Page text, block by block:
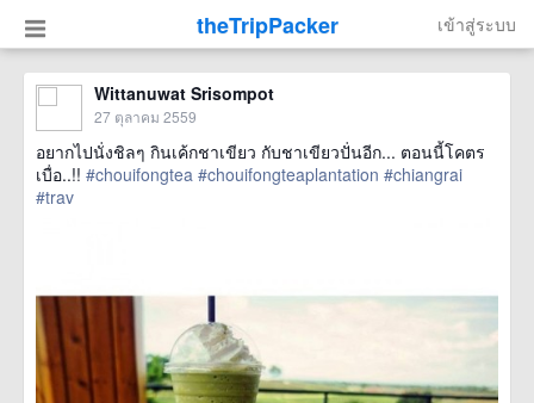
theTripPacker เข้าสู่ระบบ
Wittanuwat Srisompot
27 ตุลาคม 2559
อยากไปนั่งชิลๆ กินเค้กชาเขียว กับชาเขียวปั่นอีก... ตอนนี้โคตร
เบื่อ..!! #chouifongtea #chouifongteaplantation #chiangrai
#trav